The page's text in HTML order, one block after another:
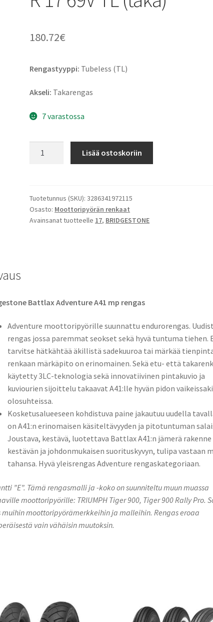
180.72€
Rengastyyppi: Tubeless (TL)
Akseli: Takarengas
7 varastossa
150/70
R
17
Lisää ostoskoriin
Tuotetunnus (SKU):3286341972115
Osasto: Moottoripyörän renkaat
Avainsanat tuotteelle 17, BRIDGESTONE
Battlax Adventure A41 mp rengas
Adventure moottoripyörille suunnattu endurorengas.
rengas jossa paremmat seokset sekä hyvä tuntuma tiehen.
tarvitse hätkähtää äkillistä sadekuuroa tai märkää
renkaan märkäpito on erinomainen. Sekä etu- että
käytetty 3LC-teknologia sekä innovatiivinen pintakuvio ja
kuviourien sijoittelu takaavat A41:lle hyvän pidon
olosuhteissa.
Kosketusalueeseen kohdistuva paine jakautuu uudella
on A41:n erinomaisen käsiteltävyyden ja pitotuntuman
Joustava, kestävä, luotettava Battlax A41:n jämerä rakenne
kestävän ja johdonmukaisen suorituskyvyn, tulipa vastaan
tahansa. Hyvä yleisrengas Adventure rengaskategoriaan.
”E”. Tämä rengasmalli ja -koko on suunniteltu muun muassa
moottoripyörille: TRIUMPH Tiger 900, Tiger 900 Rally Pro.
muihin moottoripyörämerkkeihin ja malleihin. Rengas eroaa
vain vähäisin muutoksin.